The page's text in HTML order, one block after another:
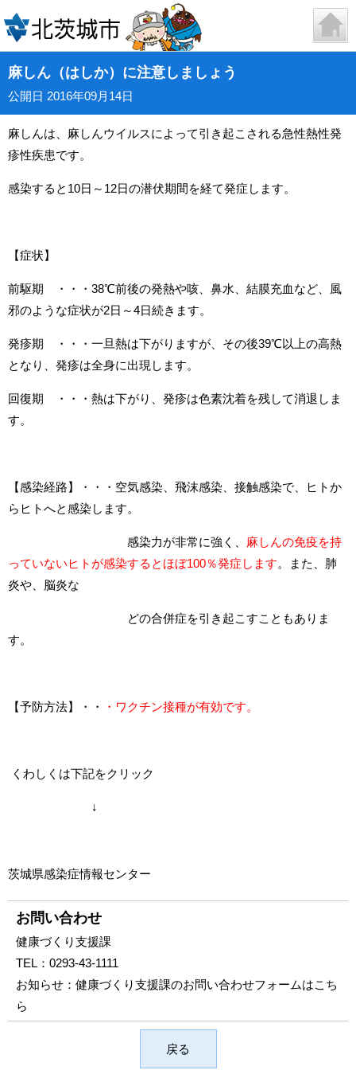
麻しん（はしか）に注意しましょう
公開日 2016年09月14日
麻しんは、麻しんウイルスによって引き起こされる急性熱性発
疹性疾患です。
感染すると10日～12日の潜伏期間を経て発症します。
【症状】
前駆期 ・・・38℃前後の発熱や咳、鼻水、結膜充血など、風
邪のような症状が2日～4日続きます。
発疹期 ・・・一旦熱は下がりますが、その後39℃以上の高熱
となり、発疹は全身に出現します。
回復期 ・・・熱は下がり、発疹は色素沈着を残して消退しま
す。
【感染経路】・・・空気感染、飛沫感染、接触感染で、ヒトか
らヒトへと感染します。
感染力が非常に強く、 麻しんの免疫を持
っていないヒトが感染するとほぼ100％発症します。また、肺
炎や、脳炎な
どの合併症を引き起こすこともありま
す。
【予防方法】・・ ・ワクチン接種が有効です。
くわしくは下記をクリック
↓
茨城県感染症情報センター
お問い合わせ
健康づくり支援課
TEL： 0293-43-1111
お知らせ： 健康づくり支援課のお問い合わせフォームはこち
ら
戻る